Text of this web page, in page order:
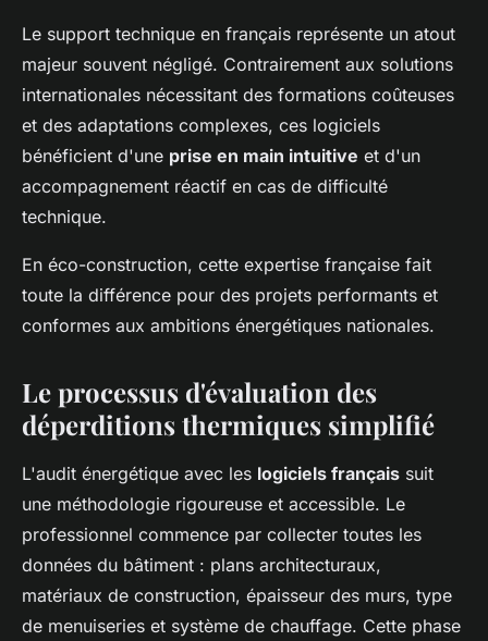
Le support technique en français représente un atout
majeur souvent négligé. Contrairement aux solutions
internationales nécessitant des formations coûteuses
et des adaptations complexes, ces logiciels
bénéficient d'une prise en main intuitive et d'un
accompagnement réactif en cas de difficulté
technique.
En éco-construction, cette expertise française fait
toute la différence pour des projets performants et
conformes aux ambitions énergétiques nationales.
Le processus d'évaluation des
déperditions thermiques simplifié
L'audit énergétique avec les logiciels français suit
une méthodologie rigoureuse et accessible. Le
professionnel commence par collecter toutes les
données du bâtiment : plans architecturaux,
matériaux de construction, épaisseur des murs, type
de menuiseries et système de chauffage. Cette phase